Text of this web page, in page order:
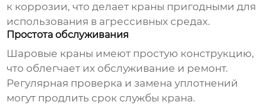
к коррозии, что делает краны пригодными для
использования в агрессивных средах.
Простота обслуживания
Шаровые краны имеют простую конструкцию,
что облегчает их обслуживание и ремонт.
Регулярная проверка и замена уплотнений
могут продлить срок службы крана.